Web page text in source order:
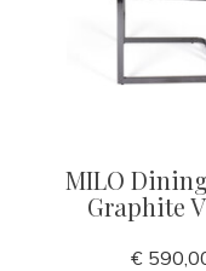
MILO
Graphite
€